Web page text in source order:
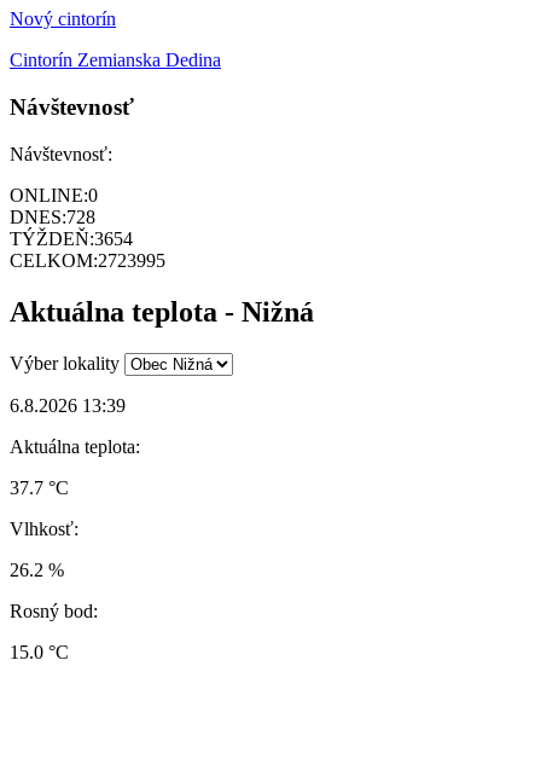
Nový cintorín
Cintorín Zemianska Dedina
Návštevnosť
Návštevnosť:
ONLINE:0
DNES:728
TÝŽDEŇ:3654
CELKOM:2723995
Aktuálna teplota - Nižná
Výber lokality
6.8.2026 13:39
Aktuálna teplota:
37.7 °C
Vlhkosť:
26.2 %
Rosný bod:
15.0 °C